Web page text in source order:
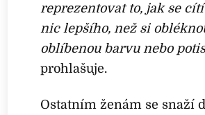
reprezentovat to, jak se
nic lepšího, než si
oblíbenou barvu nebo
prohlašuje.
Ostatním ženám se snaží